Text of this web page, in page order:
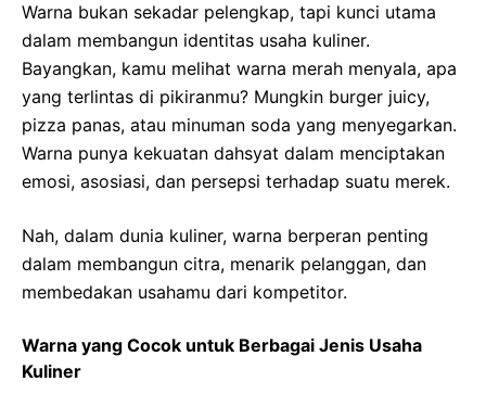
Warna bukan sekadar pelengkap, tapi kunci utama
dalam membangun identitas usaha kuliner.
Bayangkan, kamu melihat warna merah menyala, apa
yang terlintas di pikiranmu? Mungkin burger juicy,
pizza panas, atau minuman soda yang menyegarkan.
Warna punya kekuatan dahsyat dalam menciptakan
emosi, asosiasi, dan persepsi terhadap suatu merek.
Nah, dalam dunia kuliner, warna berperan penting
dalam membangun citra, menarik pelanggan, dan
membedakan usahamu dari kompetitor.
Warna yang Cocok untuk Berbagai Jenis Usaha
Kuliner